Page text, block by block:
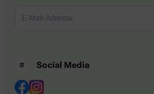
Social Media